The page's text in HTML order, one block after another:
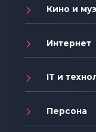
Кино и
Интернет
IT и
Персона